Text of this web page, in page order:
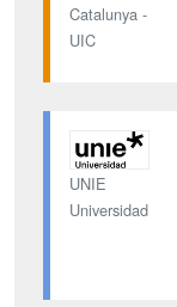
Catalunya -
UIC
UNIE
Universidad